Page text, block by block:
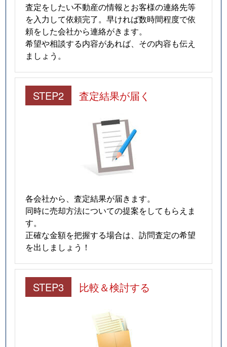
査定をしたい不動産の情報とお客様の連絡先等
を入力して依頼完了。早ければ数時間程度で依
頼をした会社から連絡がきます。
希望や相談する内容があれば、その内容も伝え
ましょう。
STEP2 査定結果が届く
各会社から、査定結果が届きます。
同時に売却方法についての提案をしてもらえま
す。
正確な金額を把握する場合は、訪問査定の希望
を出しましょう！
STEP3 比較＆検討する